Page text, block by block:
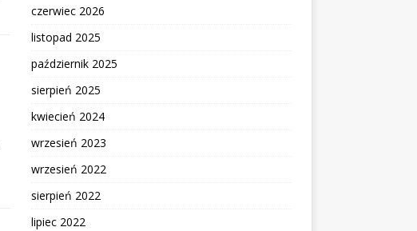
czerwiec 2026
listopad 2025
październik 2025
sierpień 2025
kwiecień 2024
wrzesień 2023
wrzesień 2022
sierpień 2022
lipiec 2022